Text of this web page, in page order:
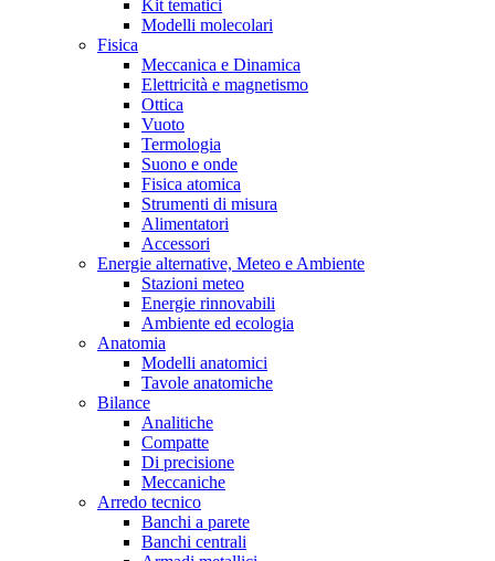
Kit tematici
Modelli molecolari
Fisica
Meccanica e Dinamica
Elettricità e magnetismo
Ottica
Vuoto
Termologia
Suono e onde
Fisica atomica
Strumenti di misura
Alimentatori
Accessori
Energie alternative, Meteo e Ambiente
Stazioni meteo
Energie rinnovabili
Ambiente ed ecologia
Anatomia
Modelli anatomici
Tavole anatomiche
Bilance
Analitiche
Compatte
Di precisione
Meccaniche
Arredo tecnico
Banchi a parete
Banchi centrali